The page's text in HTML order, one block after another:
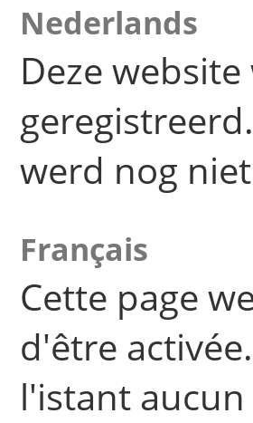
Nederlands
Deze
werd nog
Français
Cette page
d'être
l'istant